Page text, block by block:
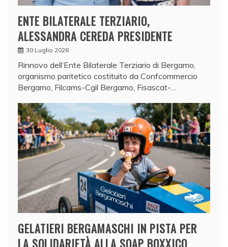
ENTE BILATERALE TERZIARIO,
ALESSANDRA CEREDA PRESIDENTE
30 Luglio 2026
Rinnovo dell’Ente Bilaterale Terziario di Bergamo,
organismo paritetico costituito da Confcommercio
Bergamo, Filcams-Cgil Bergamo, Fisascat-…
GELATIERI BERGAMASCHI IN PISTA PER
LA SOLIDARIETÀ ALLA SOAP BOXXICO